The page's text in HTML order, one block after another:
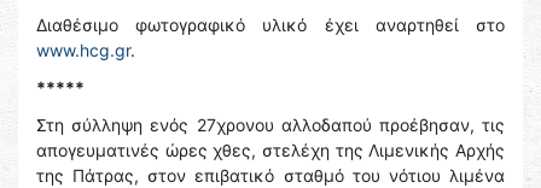
Διαθέσιμο φωτογραφικό υλικό έχει αναρτηθεί στο
www.hcg.gr.
*****
Στη σύλληψη ενός 27χρονου αλλοδαπού προέβησαν, τις
απογευματινές ώρες χθες, στελέχη της Λιμενικής Αρχής
της Πάτρας, στον επιβατικό σταθμό του νότιου λιμένα